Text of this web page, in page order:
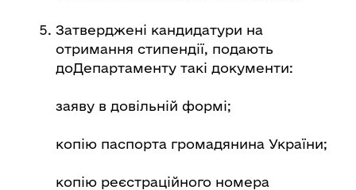
Затверджені кандидатури на
отримання стипендії, подають
доДепартаменту такі документи:
заяву в довільній формі;
копію паспорта громадянина України;
копію реєстраційного номера